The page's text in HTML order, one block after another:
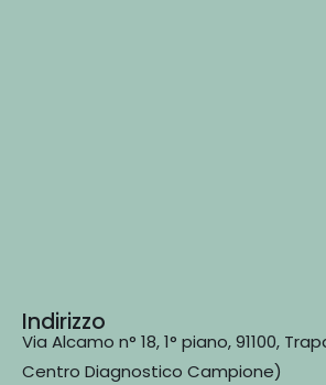
Indirizzo
Via Alcamo n° 18, 1° piano, 91100,
Centro Diagnostico Campione)